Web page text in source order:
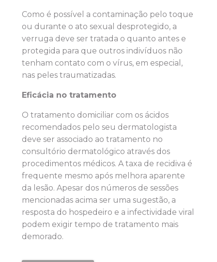
Como é possível a contaminação pelo toque
ou durante o ato sexual desprotegido, a
verruga deve ser tratada o quanto antes e
protegida para que outros indivíduos não
tenham contato com o vírus, em especial,
nas peles traumatizadas.
Eficácia no tratamento
O tratamento domiciliar com os ácidos
recomendados pelo seu dermatologista
deve ser associado ao tratamento no
consultório dermatológico através dos
procedimentos médicos. A taxa de recidiva é
frequente mesmo após melhora aparente
da lesão. Apesar dos números de sessões
mencionadas acima ser uma sugestão, a
resposta do hospedeiro e a infectividade viral
podem exigir tempo de tratamento mais
demorado.